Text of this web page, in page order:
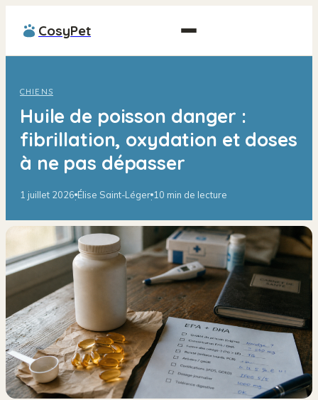
CosyPet
CHIENS
Huile de poisson danger :
fibrillation, oxydation et doses
à ne pas dépasser
1 juillet 2026·Élise Saint-Léger·10 min de lecture